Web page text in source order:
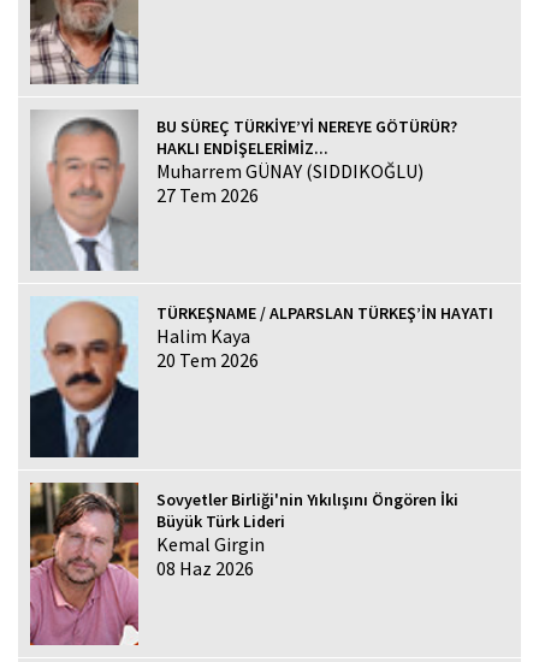
BU SÜREÇ TÜRKİYE’Yİ NEREYE GÖTÜRÜR?
HAKLI ENDİŞELERİMİZ...
Muharrem GÜNAY (SIDDIKOĞLU)
27 Tem 2026
TÜRKEŞNAME / ALPARSLAN TÜRKEŞ’İN HAYATI
Halim Kaya
20 Tem 2026
Sovyetler Birliği'nin Yıkılışını Öngören İki
Büyük Türk Lideri
Kemal Girgin
08 Haz 2026